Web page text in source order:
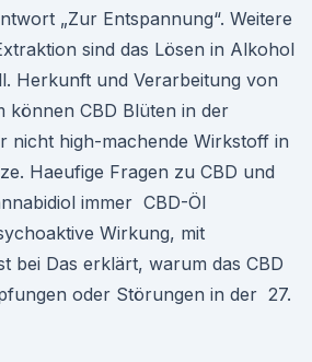
„Zur Entspannung“. Weitere
sind das Lösen in Alkohol
Herkunft und Verarbeitung von
können CBD Blüten in der
nicht high-machende Wirkstoff in
Haeufige Fragen zu CBD und
immer CBD-Öl
Wirkung, mit
bei Das erklärt, warum das CBD
oder Störungen in der 27.